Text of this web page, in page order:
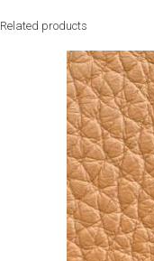
Related products